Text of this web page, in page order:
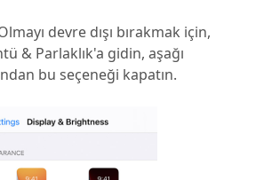
devre dışı bırakmak için,
& Parlaklık'a gidin, aşağı
bu seçeneği kapatın.